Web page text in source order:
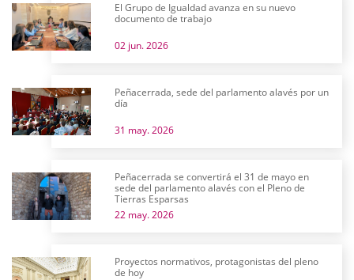
El Grupo de Igualdad avanza en su nuevo
documento de trabajo
02 jun. 2026
Peñacerrada, sede del parlamento alavés por un
día
31 may. 2026
Peñacerrada se convertirá el 31 de mayo en
sede del parlamento alavés con el Pleno de
Tierras Esparsas
22 may. 2026
Proyectos normativos, protagonistas del pleno
de hoy